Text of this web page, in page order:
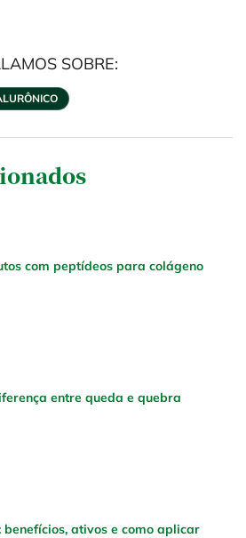
WHATSAPP
SOBRE:
com peptídeos para colágeno
entre queda e quebra
ativos e como aplicar